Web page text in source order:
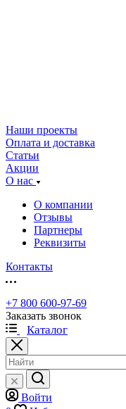
Наши проекты
Оплата и доставка
Статьи
Акции
О нас
О компании
Отзывы
Партнеры
Реквизиты
Контакты
+7 800 600-97-69
Заказать звонок
Каталог
Войти